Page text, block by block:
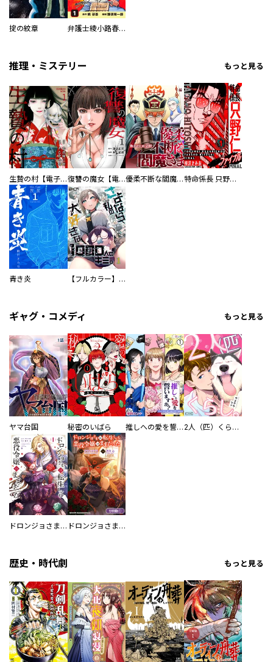
掟の紋章 弁護士綾小路春彦
推理・ミステリー もっと見る
生贄の村【電子単行本版】 復讐の魔女【電子単行本版】 優柔不断な閻魔さま 特命係長 只野仁ファイナル 愛蔵版
青き炎 【フルカラー】さよなら、私の大好きな１０００人のキミ。
ギャグ・コメディ もっと見る
ヤマ台国 秘密のいばら 推しへの愛を誓いますか？～アラサー女子、推しは逃げぬが人生逃げる～ 2人（匹）くらし。
ドロンジョさまは転生しても悪役令嬢のままだった ドロンジョさまは転生しても悪役令嬢のままだった【分冊版】
歴史・時代劇 もっと見る